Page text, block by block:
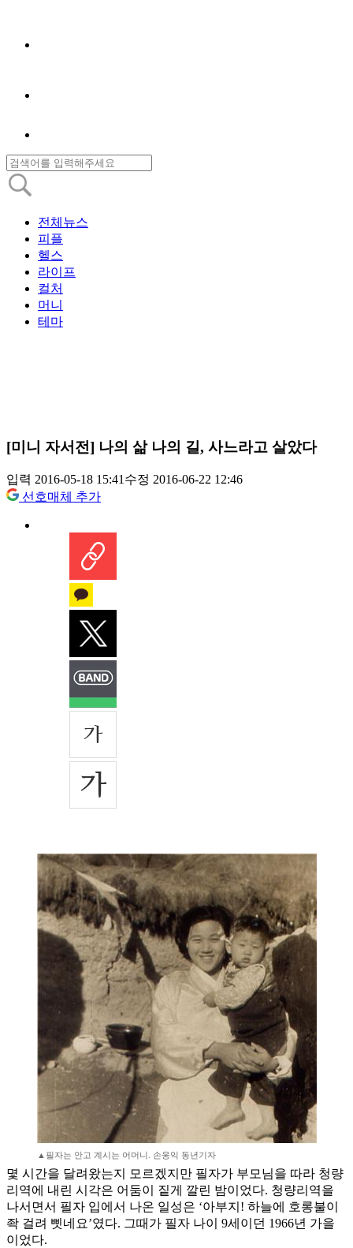
전체뉴스
피플
헬스
라이프
컬처
머니
테마
[미니 자서전] 나의 삶 나의 길, 사느라고 살았다
입력 2016-05-18 15:41수정 2016-06-22 12:46
선호매체 추가
▲필자는 안고 계시는 어머니. 손웅익 동년기자
몇 시간을 달려왔는지 모르겠지만 필자가 부모님을 따라 청량
리역에 내린 시각은 어둠이 짙게 깔린 밤이었다. 청량리역을
나서면서 필자 입에서 나온 일성은 ‘아부지! 하늘에 호롱불이
좍 걸려 삣네요’였다. 그때가 필자 나이 9세이던 1966년 가을
이었다.